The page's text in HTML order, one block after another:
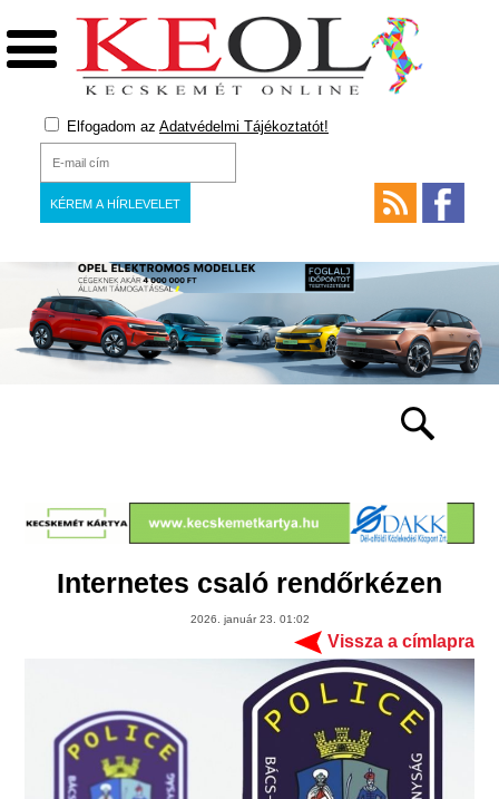
Elfogadom az Adatvédelmi Tájékoztatót!
Internetes csaló rendőrkézen
2026. január 23. 01:02
Vissza a címlapra